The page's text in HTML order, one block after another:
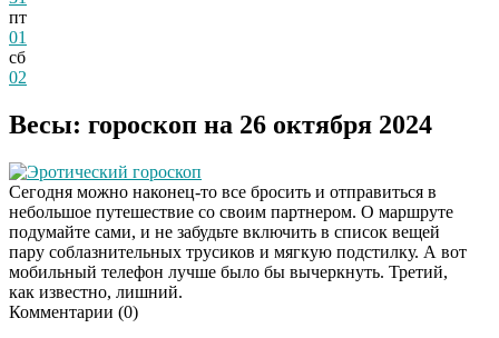
пт
01
сб
02
Весы: гороскоп на 26 октября 2024
Эротический гороскоп
Сегодня можно наконец-то все бросить и отправиться в
небольшое путешествие со своим партнером. О маршруте
подумайте сами, и не забудьте включить в список вещей
пару соблазнительных трусиков и мягкую подстилку. А вот
мобильный телефон лучше было бы вычеркнуть. Третий,
как известно, лишний.
Комментарии (0)
Даже самый